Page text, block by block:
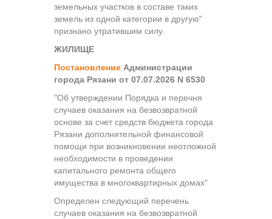
земельных участков в составе таких
земель из одной категории в другую"
признано утратившим силу.
ЖИЛИЩЕ
Постановление Администрации
города Рязани от 07.07.2026 N 6530
"Об утверждении Порядка и перечня
случаев оказания на безвозвратной
основе за счет средств бюджета города
Рязани дополнительной финансовой
помощи при возникновении неотложной
необходимости в проведении
капитального ремонта общего
имущества в многоквартирных домах"
Определен следующий перечень
случаев оказания на безвозвратной